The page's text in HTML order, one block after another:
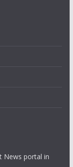
News portal in